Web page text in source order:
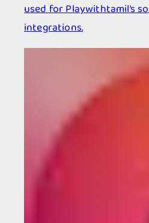
used for Playwithtamil’s
integrations.